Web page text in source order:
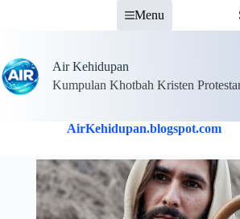
Menu
Air Kehidupan
Kumpulan Khotbah Kristen
AirKehidupan.blogspot.com